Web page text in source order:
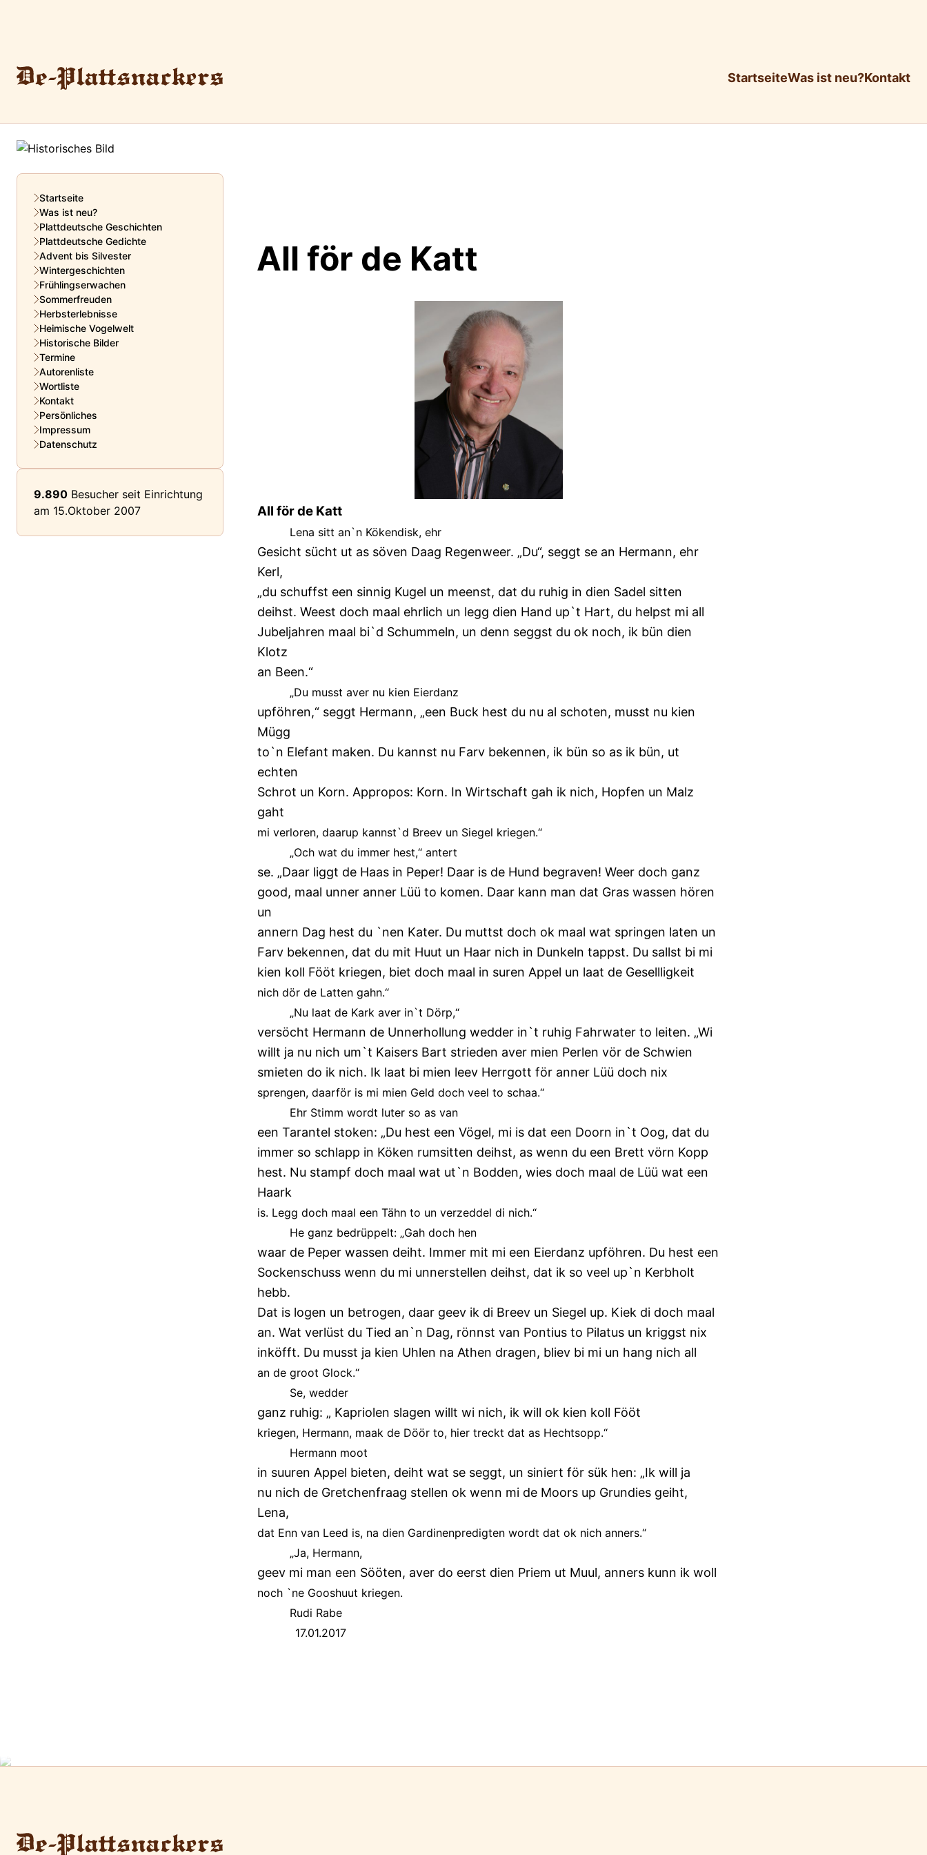
StartseiteWas ist neu?Kontakt
Startseite
Was ist neu?
Plattdeutsche Geschichten
Plattdeutsche Gedichte
Advent bis Silvester
Wintergeschichten
Frühlingserwachen
Sommerfreuden
Herbsterlebnisse
Heimische Vogelwelt
Historische Bilder
Termine
Autorenliste
Wortliste
Kontakt
Persönliches
Impressum
Datenschutz
9.890 Besucher seit Einrichtung
am 15.Oktober 2007
All för de Katt
All för de Katt
Lena sitt an`n Kökendisk, ehr
Gesicht sücht ut as söven Daag Regenweer. „Du“, seggt se an Hermann, ehr
Kerl,
„du schuffst een sinnig Kugel un meenst, dat du ruhig in dien Sadel sitten
deihst. Weest doch maal ehrlich un legg dien Hand up`t Hart, du helpst mi all
Jubeljahren maal bi`d Schummeln, un denn seggst du ok noch, ik bün dien
Klotz
an Been.“
„Du musst aver nu kien Eierdanz
upföhren,“ seggt Hermann, „een Buck hest du nu al schoten, musst nu kien
Mügg
to`n Elefant maken. Du kannst nu Farv bekennen, ik bün so as ik bün, ut
echten
Schrot un Korn. Appropos: Korn. In Wirtschaft gah ik nich, Hopfen un Malz
gaht
mi verloren, daarup kannst`d Breev un Siegel kriegen.“
„Och wat du immer hest,“ antert
se. „Daar liggt de Haas in Peper! Daar is de Hund begraven! Weer doch ganz
good, maal unner anner Lüü to komen. Daar kann man dat Gras wassen hören
un
annern Dag hest du `nen Kater. Du muttst doch ok maal wat springen laten un
Farv bekennen, dat du mit Huut un Haar nich in Dunkeln tappst. Du sallst bi mi
kien koll Fööt kriegen, biet doch maal in suren Appel un laat de Gesellligkeit
nich dör de Latten gahn.“
„Nu laat de Kark aver in`t Dörp,“
versöcht Hermann de Unnerhollung wedder in`t ruhig Fahrwater to leiten. „Wi
willt ja nu nich um`t Kaisers Bart strieden aver mien Perlen vör de Schwien
smieten do ik nich. Ik laat bi mien leev Herrgott för anner Lüü doch nix
sprengen, daarför is mi mien Geld doch veel to schaa.“
Ehr Stimm wordt luter so as van
een Tarantel stoken: „Du hest een Vögel, mi is dat een Doorn in`t Oog, dat du
immer so schlapp in Köken rumsitten deihst, as wenn du een Brett vörn Kopp
hest. Nu stampf doch maal wat ut`n Bodden, wies doch maal de Lüü wat een
Haark
is. Legg doch maal een Tähn to un verzeddel di nich.“
He ganz bedrüppelt: „Gah doch hen
waar de Peper wassen deiht. Immer mit mi een Eierdanz upföhren. Du hest een
Sockenschuss wenn du mi unnerstellen deihst, dat ik so veel up`n Kerbholt
hebb.
Dat is logen un betrogen, daar geev ik di Breev un Siegel up. Kiek di doch maal
an. Wat verlüst du Tied an`n Dag, rönnst van Pontius to Pilatus un kriggst nix
inköfft. Du musst ja kien Uhlen na Athen dragen, bliev bi mi un hang nich all
an de groot Glock.“
Se, wedder
ganz ruhig: „ Kapriolen slagen willt wi nich, ik will ok kien koll Fööt
kriegen, Hermann, maak de Döör to, hier treckt dat as Hechtsopp.“
Hermann moot
in suuren Appel bieten, deiht wat se seggt, un siniert för sük hen: „Ik will ja
nu nich de Gretchenfraag stellen ok wenn mi de Moors up Grundies geiht,
Lena,
dat Enn van Leed is, na dien Gardinenpredigten wordt dat ok nich anners.“
„Ja, Hermann,
geev mi man een Sööten, aver do eerst dien Priem ut Muul, anners kunn ik woll
noch `ne Gooshuut kriegen.
Rudi Rabe
17.01.2017